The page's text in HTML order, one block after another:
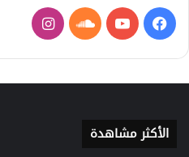
فيسبوكيوتيوبساوند
كلاود
انستقرام
الأكثر مشاهدة